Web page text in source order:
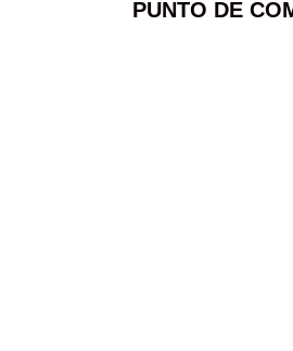
PUNTO DE